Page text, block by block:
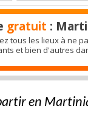
gratuit :
tous les lieux à ne
et bien d'autres
en